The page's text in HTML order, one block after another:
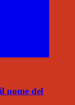
nome del